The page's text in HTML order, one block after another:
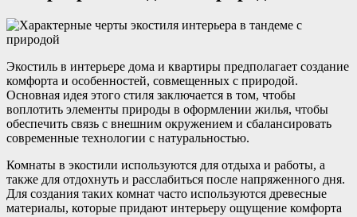
Экостиль в интерьере дома и квартиры предполагает создание
комфорта и особенностей, совмещенных с природой.
Основная идея этого стиля заключается в том, чтобы
воплотить элементы природы в оформлении жилья, чтобы
обеспечить связь с внешним окружением и сбалансировать
современные технологии с натуральностью.
Комнаты в экостили используются для отдыха и работы, а
также для отдохнуть и расслабиться после напряженного дня.
Для создания таких комнат часто используются древесные
материалы, которые придают интерьеру ощущение комфорта